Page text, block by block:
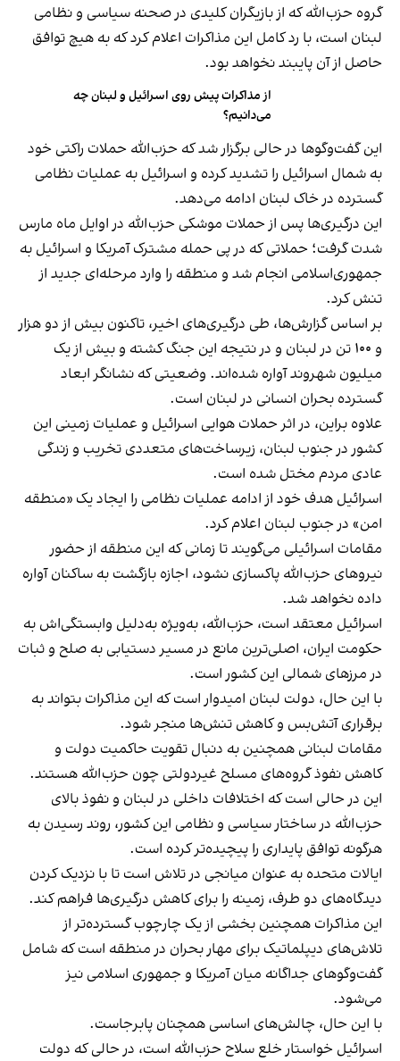
گروه حزب‌الله که از بازیگران کلیدی در صحنه سیاسی و نظامی
لبنان است، با رد کامل این مذاکرات اعلام کرد که به هیچ توافق
حاصل از آن پایبند نخواهد بود.
از مذاکرات پیش روی اسرائیل و لبنان چه
می‌دانیم؟
این گفت‌وگوها در حالی برگزار شد که حزب‌الله حملات راکتی خود
به شمال اسرائیل را تشدید کرده و اسرائیل به عملیات نظامی
گسترده در خاک لبنان ادامه می‌دهد.
این درگیری‌ها پس از حملات موشکی حزب‌الله در اوایل ماه مارس
شدت گرفت؛ حملاتی که در پی حمله مشترک آمریکا و اسرائیل به
جمهوری‌اسلامی انجام شد و منطقه را وارد مرحله‌ای جدید از
تنش کرد.
بر اساس گزارش‌ها، طی درگیری‌های اخیر، تاکنون بیش از دو هزار
و ۱۰۰ تن در لبنان و در نتیجه این جنگ کشته و بیش از یک
میلیون شهروند آواره شده‌اند. وضعیتی که نشانگر ابعاد
گسترده بحران انسانی در لبنان است.
علاوه براین، در اثر حملات هوایی اسرائیل و عملیات زمینی این
کشور در جنوب لبنان، زیرساخت‌های متعددی تخریب و زندگی
عادی مردم مختل شده است.
اسرائیل هدف خود از ادامه عملیات نظامی را ایجاد یک «منطقه
امن» در جنوب لبنان اعلام کرد.
مقامات اسرائیلی می‌گویند تا زمانی که این منطقه از حضور
نیروهای حزب‌الله پاکسازی نشود، اجازه بازگشت به ساکنان آواره
داده نخواهد شد.
اسرائیل معتقد است، حزب‌الله، به‌ویژه به‌دلیل وابستگی‌اش به
حکومت ایران، اصلی‌ترین مانع در مسیر دستیابی به صلح و ثبات
در مرزهای شمالی این کشور است.
با این حال، دولت لبنان امیدوار است که این مذاکرات بتواند به
برقراری آتش‌بس و کاهش تنش‌ها منجر شود.
مقامات لبنانی همچنین به دنبال تقویت حاکمیت دولت و
کاهش نفوذ گروه‌های مسلح غیردولتی چون حزب‌الله هستند.
این در حالی است که اختلافات داخلی در لبنان و نفوذ بالای
حزب‌الله در ساختار سیاسی و نظامی این کشور، روند رسیدن به
هرگونه توافق پایداری را پیچیده‌تر کرده است.
ایالات متحده به عنوان میانجی در تلاش است تا با نزدیک کردن
دیدگاه‌های دو طرف، زمینه را برای کاهش درگیری‌ها فراهم کند.
این مذاکرات همچنین بخشی از یک چارچوب گسترده‌تر از
تلاش‌های دیپلماتیک برای مهار بحران در منطقه است که شامل
گفت‌وگوهای جداگانه میان آمریکا و جمهوری اسلامی نیز
می‌شود.
با این حال، چالش‌های اساسی همچنان پابرجاست.
اسرائیل خواستار خلع سلاح حزب‌الله است، در حالی که دولت